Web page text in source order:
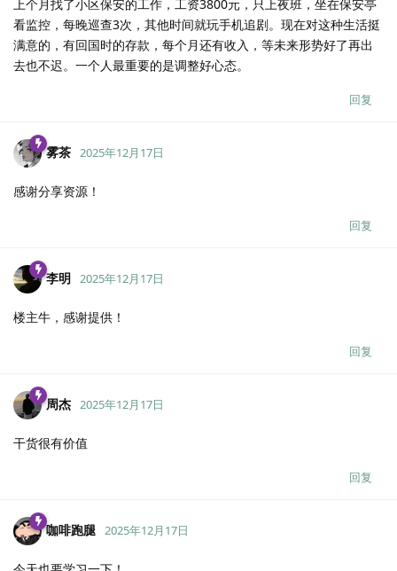
上个月找了小区保安的工作，工资3800元，只上夜班，坐在保安亭
看监控，每晚巡查3次，其他时间就玩手机追剧。现在对这种生活挺
满意的，有回国时的存款，每个月还有收入，等未来形势好了再出
去也不迟。一个人最重要的是调整好心态。
回复
雾茶 2025年12月17日
感谢分享资源！
回复
李明 2025年12月17日
楼主牛，感谢提供！
回复
周杰 2025年12月17日
干货很有价值
回复
咖啡跑腿 2025年12月17日